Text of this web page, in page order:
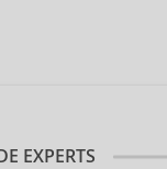
EXPERTS